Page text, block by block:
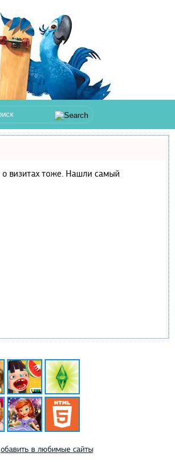
о визитах тоже. Нашли самый
в любимые сайты